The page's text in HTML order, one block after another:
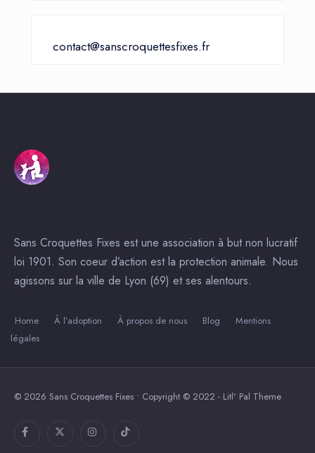
contact@sanscroquettesfixes.fr
Sans Croquettes Fixes est une association à but non lucratif
loi 1901. Son coeur d’action est la protection animale. Nous
agissons sur la ville de Lyon (69) et ses alentours.
Home À l’adoption À propos de nous Blog
Mentions
légales
© 2026 Sans Croquettes Fixes • Copyright © 2022 - Litl' Pal Theme